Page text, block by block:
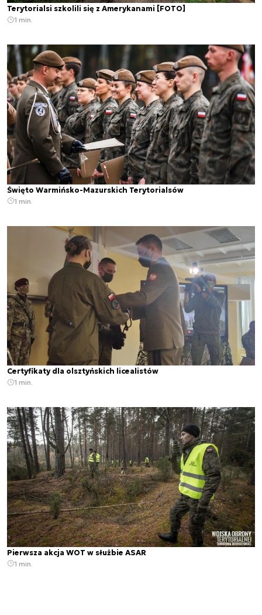
Terytorialsi szkolili się z Amerykanami [FOTO]
1 min.
Święto Warmińsko-Mazurskich Terytorialsów
1 min.
Certyfikaty dla olsztyńskich licealistów
1 min.
Pierwsza akcja WOT w służbie ASAR
1 min.